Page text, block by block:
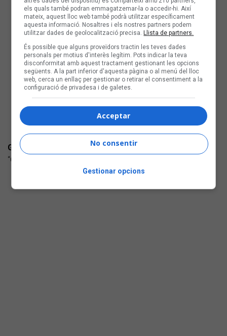
GUSSET
“Cerclesss” (Luup Records) Pop urban
els quals també podran emmagatzemar-la o accedir-hi. Així
mateix, aquest lloc web també podrà utilitzar específicament
aquesta informació. Nosaltres i els nostres partners podem
utilitzar dades de geolocalització precisa. Llista de partners.
És possible que alguns proveïdors tractin les teves dades
personals per motius d'interès legítim. Pots indicar la teva
disconformitat amb aquest tractament gestionant les opcions
següents. A la part inferior d'aquesta pàgina o al menú del lloc
web, cerca un enllaç per gestionar o retirar el consentiment a la
configuració de privadesa i de galetes.
Acceptar
No consentir
Gestionar opcions